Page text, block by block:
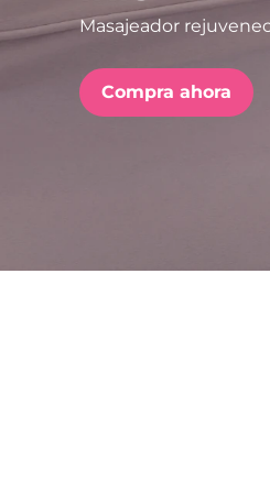
Masajeador
Compra ahora
issa™ Teeth Whitening Set
POPULAR